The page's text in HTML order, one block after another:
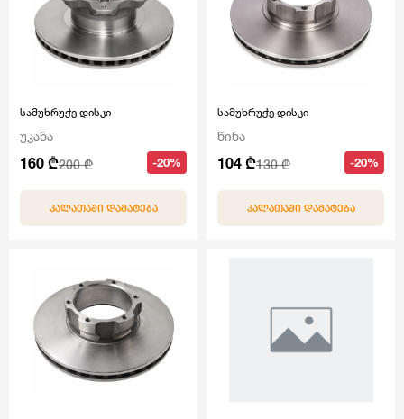
სამუხრუჭე დისკი
უკანა
160 ₾200 ₾ -20%
ᲙᲐᲚᲐᲗᲐᲨᲘ ᲓᲐᲛᲐᲢᲔᲑᲐ
სამუხრუჭე დისკი
წინა
104 ₾130 ₾ -20%
ᲙᲐᲚᲐᲗᲐᲨᲘ ᲓᲐᲛᲐᲢᲔᲑᲐ